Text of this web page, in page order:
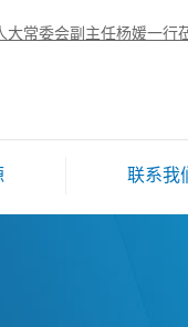
大常委会副主任杨媛一行
联系我